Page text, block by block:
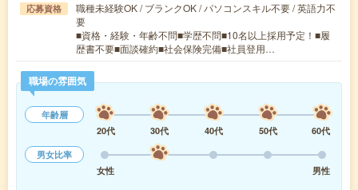
応募資格
職種未経験OK / ブランクOK / パソコンスキル不要 / 英語力不
要
■資格・経験・年齢不問■学歴不問■10名以上採用予定！■履
歴書不要■面談確約■社会保険完備■社員登用…
職場の雰囲気
年齢層
20代
30代 40代 50代
60代
男女比率
女性
男性